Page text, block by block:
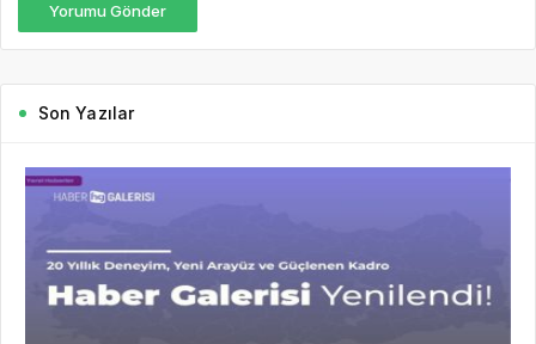
Yorumu Gönder
Son Yazılar